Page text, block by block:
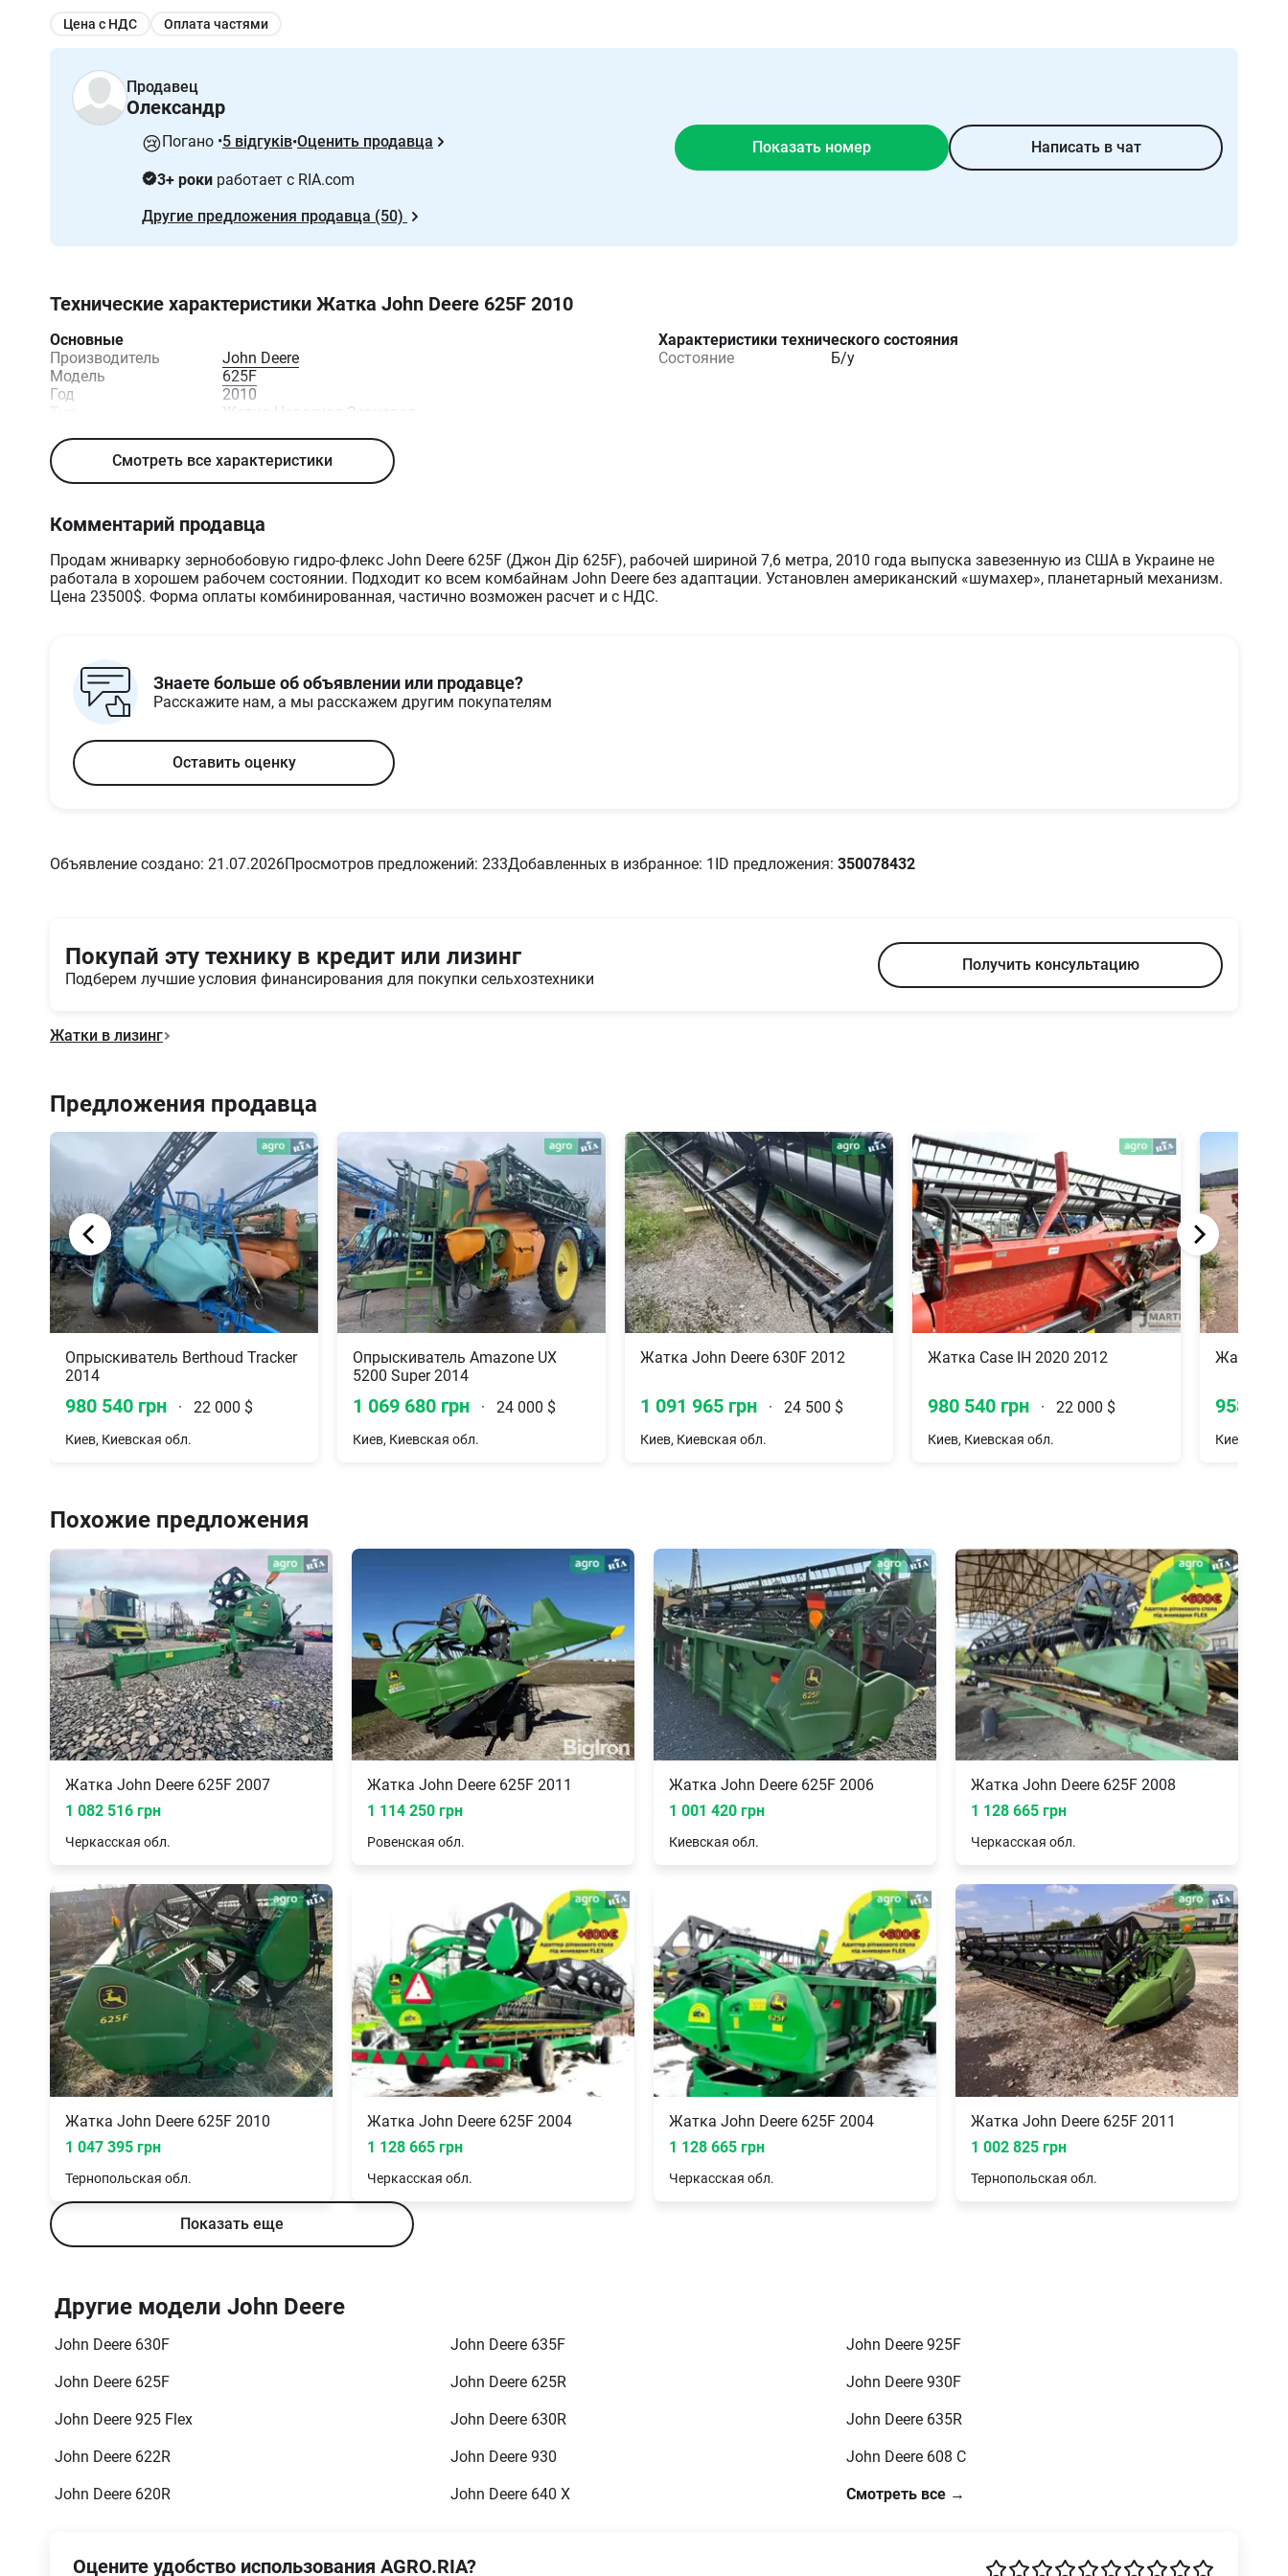
Цена с НДС Оплата частями
Продавец
Олександр
😢Погано •5 відгуків•Оценить продавца
3+ роки работает с RIA.com
Другие предложения продавца (50)
Показать номер Написать в чат
Технические характеристики Жатка John Deere 625F 2010
Основные
Производитель
John Deere
Модель
625F
Год
2010
Жатка Навесная Зерновая
Характеристики технического состояния
Состояние
Б/у
Смотреть все характеристики
Комментарий продавца
Продам жниварку зернобобовую гидро-флекс John Deere 625F (Джон Дір 625F), рабочей шириной 7,6 метра, 2010 года выпуска завезенную из США в Украине не
работала в хорошем рабочем состоянии. Подходит ко всем комбайнам John Deere без адаптации. Установлен американский «шумахер», планетарный механизм.
Цена 23500$. Форма оплаты комбинированная, частично возможен расчет и с НДС.
Знаете больше об объявлении или продавце?
Расскажите нам, а мы расскажем другим покупателям
Оставить оценку
Объявление создано: 21.07.2026Просмотров предложений: 233Добавленных в избранное: 1 ID предложения: 350078432
Покупай эту технику в кредит или лизинг
Подберем лучшие условия финансирования для покупки сельхозтехники
Получить консультацию
Жатки в лизинг
Предложения продавца
Опрыскиватель Berthoud Tracker
2014
980 540 грн · 22 000 $
Киев, Киевская обл.
Опрыскиватель Amazone UX
5200 Super 2014
1 069 680 грн · 24 000 $
Киев, Киевская обл.
Жатка John Deere 630F 2012
1 091 965 грн · 24 500 $
Киев, Киевская обл.
Жатка Case IH 2020 2012
980 540 грн · 22 000 $
Киев, Киевская обл.
Жатка
958 255
Киев,
Похожие предложения
Жатка John Deere 625F 2007
1 082 516 грн
Черкасская обл.
Жатка John Deere 625F 2011
1 114 250 грн
Ровенская обл.
Жатка John Deere 625F 2006
1 001 420 грн
Киевская обл.
Жатка John Deere 625F 2008
1 128 665 грн
Черкасская обл.
Жатка John Deere 625F 2010
1 047 395 грн
Тернопольская обл.
Жатка John Deere 625F 2004
1 128 665 грн
Черкасская обл.
Жатка John Deere 625F 2004
1 128 665 грн
Черкасская обл.
Жатка John Deere 625F 2011
1 002 825 грн
Тернопольская обл.
Показать еще
Другие модели John Deere
John Deere 630F John Deere 635F John Deere 925F
John Deere 625F John Deere 625R John Deere 930F
John Deere 925 Flex John Deere 630R John Deere 635R
John Deere 622R John Deere 930 John Deere 608 C
John Deere 620R John Deere 640 X Смотреть все →
Оцените удобство использования AGRO.RIA?